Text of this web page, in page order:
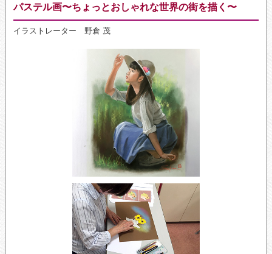
パステル画〜ちょっとおしゃれな世界の街を描く〜
イラストレーター 野倉 茂